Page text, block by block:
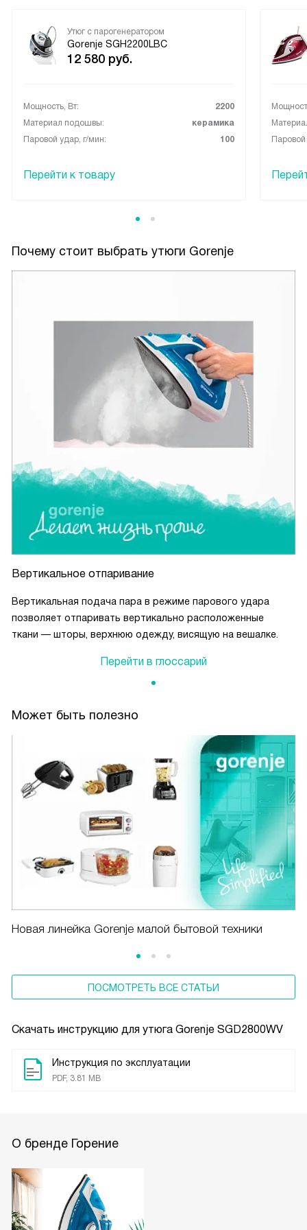
Скачать инструкцию для утюга Gorenje SGD2800WV
Инструкция по эксплуатации
PDF, 3.81 MB
Утюг с парогенератором
Gorenje SGH2200LBC
12 580 руб.
Мощность, Вт:
2200
Материал подошвы:
керамика
Паровой удар, г/мин:
100
Перейти к товару
Почему стоит выбрать утюги Gorenje
Вертикальное отпаривание
Вертикальная подача пара в режиме парового удара
позволяет отпаривать вертикально расположенные
ткани — шторы, верхнюю одежду, висящую на вешалке.
Перейти в глоссарий
Может быть полезно
Новая линейка Gorenje малой бытовой техники
ПОСМОТРЕТЬ ВСЕ СТАТЬИ
О бренде Горение